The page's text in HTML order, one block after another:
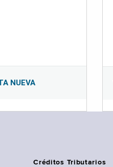
NUEVA
Créditos Tributarios